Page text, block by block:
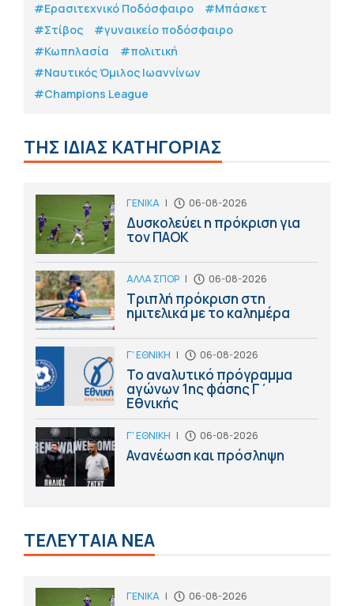
#Eρασιτεχνικό Ποδόσφαιρο
#Μπάσκετ
#Στίβος
#γυναικείο ποδόσφαιρο
#Κωπηλασία
#πολιτική
#Ναυτικός Όμιλος Ιωαννίνων
#Champions League
ΤΗΣ ΙΔΙΑΣ ΚΑΤΗΓΟΡΙΑΣ
ΓΕΝΙΚΑ | 06-08-2026
Δυσκολεύει η πρόκριση για
τον ΠΑΟΚ
ΑΛΛΑ ΣΠΟΡ | 06-08-2026
Τριπλή πρόκριση στη
ημιτελικά με το καλημέρα
Γ' ΕΘΝΙΚΗ | 06-08-2026
Το αναλυτικό πρόγραμμα
αγώνων 1ης φάσης Γ΄
Εθνικής
Γ' ΕΘΝΙΚΗ | 06-08-2026
Ανανέωση και πρόσληψη
ΤΕΛΕΥΤΑΙΑ ΝΕΑ
ΓΕΝΙΚΑ | 06-08-2026